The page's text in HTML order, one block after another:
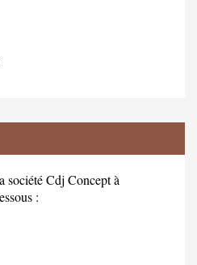
société Cdj Concept à
: